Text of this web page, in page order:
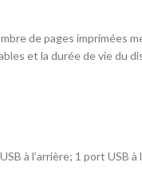
de pages
et la durée de vie du
à l’arrière; 1 port USB